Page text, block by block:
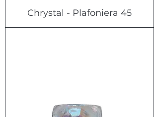
Chrystal - Plafoniera 45